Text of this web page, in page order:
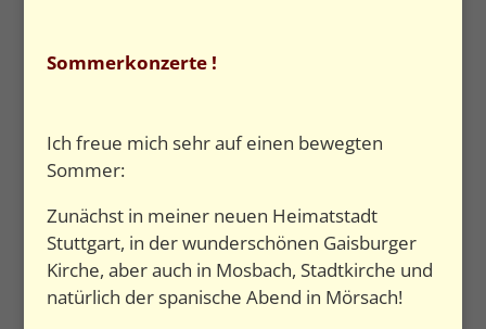
Sommerkonzerte !
Ich freue mich sehr auf einen bewegten
Sommer:
Zunächst in meiner neuen Heimatstadt
Stuttgart, in der wunderschönen Gaisburger
Kirche, aber auch in Mosbach, Stadtkirche und
natürlich der spanische Abend in Mörsach!